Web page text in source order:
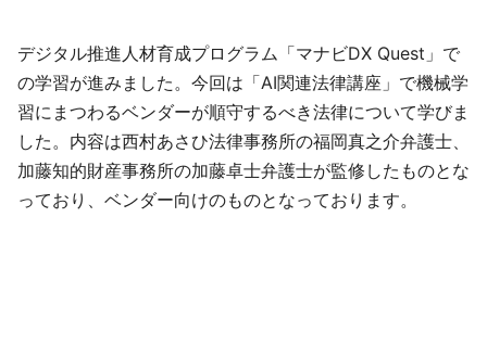
デジタル推進人材育成プログラム「マナビDX Quest」で
の学習が進みました。今回は「AI関連法律講座」で機械学
習にまつわるベンダーが順守するべき法律について学びま
した。内容は西村あさひ法律事務所の福岡真之介弁護士、
加藤知的財産事務所の加藤卓士弁護士が監修したものとな
っており、ベンダー向けのものとなっております。